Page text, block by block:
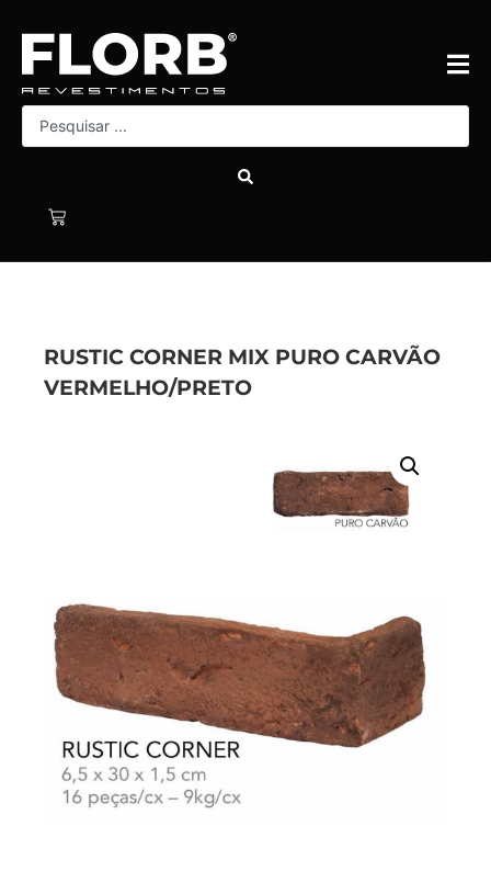
RUSTIC CORNER MIX PURO CARVÃO
VERMELHO/PRETO